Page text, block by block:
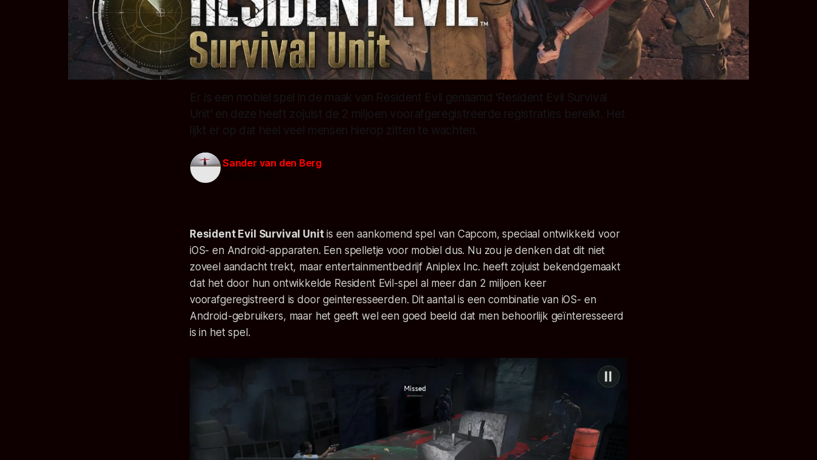
Er is een mobiel spel in de maak van Resident Evil genaamd 'Resident Evil Survival
Unit' en deze heeft zojuist de 2 miljoen voorafgeregistreerde registraties bereikt. Het
lijkt er op dat heel veel mensen hierop zitten te wachten.
Sander van den Berg
Resident Evil Survival Unitis een aankomend spel van Capcom, speciaal ontwikkeld voor
iOS- en Android-apparaten. Een spelletje voor mobiel dus. Nu zou je denken dat dit niet
zoveel aandacht trekt, maar entertainmentbedrijf Aniplex Inc. heeft zojuist bekendgemaakt
dat het door hun ontwikkelde Resident Evil-spel al meer dan 2 miljoen keer
voorafgeregistreerd is door geinteresseerden. Dit aantal is een combinatie van iOS- en
Android-gebruikers, maar het geeft wel een goed beeld dat men behoorlijk geïnteresseerd
is in het spel.